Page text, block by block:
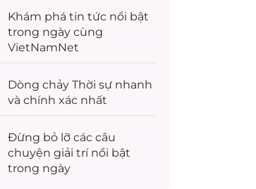
Khám phá tin tức nổi bật
trong ngày cùng
VietNamNet
Dòng chảy Thời sự nhanh
và chính xác nhất
Đừng bỏ lỡ các câu
chuyện giải trínổi bật
trong ngày